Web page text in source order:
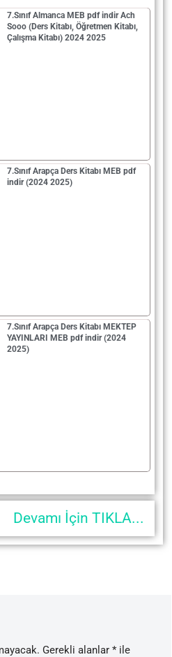
7.Sınıf Almanca MEB pdf indir Ach
Sooo (Ders Kitabı, Öğretmen Kitabı,
Çalışma Kitabı) 2024 2025
7.Sınıf Arapça Ders Kitabı MEB pdf
indir (2024 2025)
7.Sınıf Arapça Ders Kitabı MEKTEP
YAYINLARI MEB pdf indir (2024
2025)
Devamı İçin TIKLA...
Gerekli alanlar *ile